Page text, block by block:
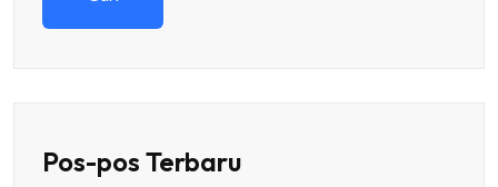
Pos-pos Terbaru